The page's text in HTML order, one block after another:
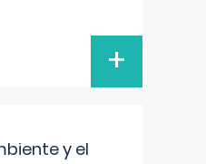
+
y el